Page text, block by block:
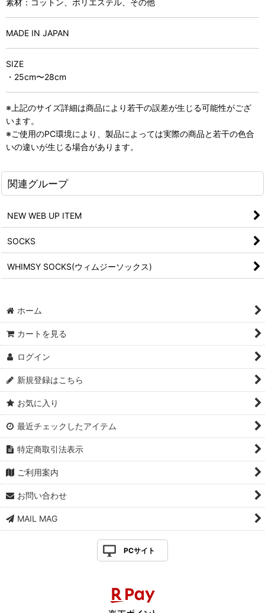
MADE IN JAPAN
SIZE
・25cm〜28cm
※上記のサイズ詳細は商品により若干の誤差が生じる可能性がござ
います。
※ご使用のPC環境により、製品によっては実際の商品と若干の色合
いの違いが生じる場合があります。
関連グループ
NEW WEB UP ITEM
SOCKS
WHIMSY SOCKS(ウィムジーソックス)
ホーム
カートを見る
ログイン
新規登録はこちら
お気に入り
最近チェックしたアイテム
特定商取引法表示
ご利用案内
お問い合わせ
MAIL MAG
PCサイト